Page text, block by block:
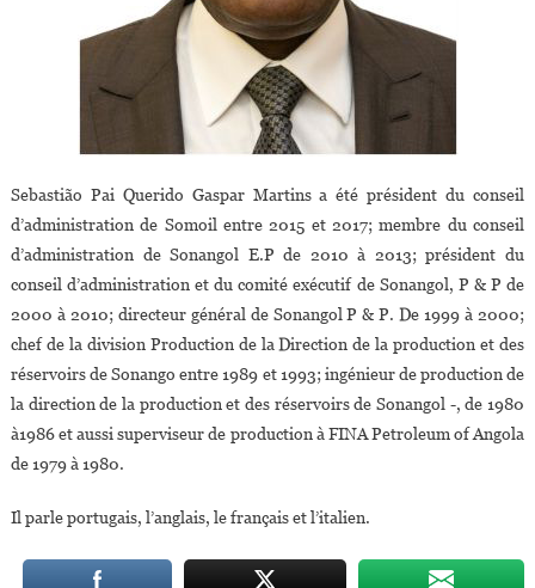
Sebastião Pai Querido Gaspar Martins a été président du conseil
d’administration de Somoil entre 2015 et 2017; membre du conseil
d’administration de Sonangol E.P de 2010 à 2013; président du
conseil d’administration et du comité exécutif de Sonangol, P & P de
2000 à 2010; directeur général de Sonangol P & P. De 1999 à 2000;
chef de la division Production de la Direction de la production et des
réservoirs de Sonango entre 1989 et 1993; ingénieur de production de
la direction de la production et des réservoirs de Sonangol -, de 1980
à1986 et aussi superviseur de production à FINA Petroleum of Angola
de 1979 à 1980.
Il parle portugais, l’anglais, le français et l’italien.